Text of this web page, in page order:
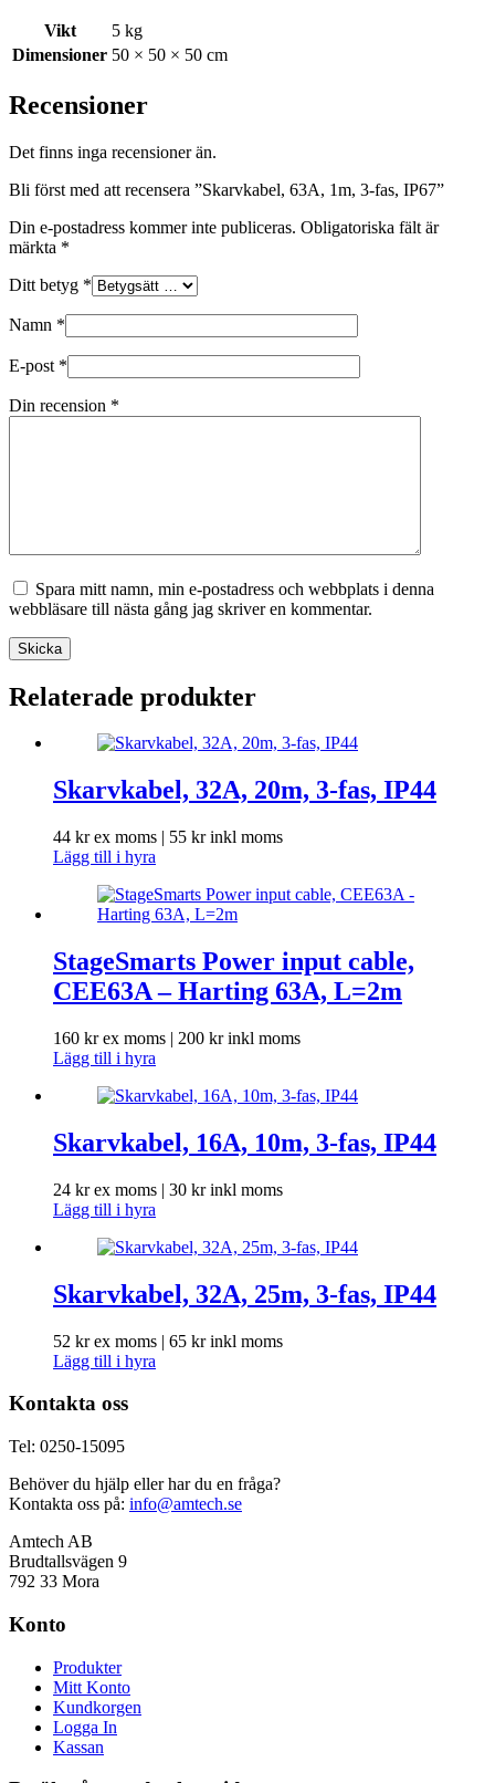
Vikt
5 kg
Dimensioner 50 × 50 × 50 cm
Recensioner
Det finns inga recensioner än.
Bli först med att recensera ”Skarvkabel, 63A, 1m, 3-fas, IP67”
Din e-postadress kommer inte publiceras. Obligatoriska fält är
märkta *
Ditt betyg *
Namn *
E-post *
Din recension *
Spara mitt namn, min e-postadress och webbplats i denna
webbläsare till nästa gång jag skriver en kommentar.
Skicka
Relaterade produkter
Skarvkabel, 32A, 20m, 3-fas, IP44
44 krex moms | 55 krinkl moms
Lägg till i hyra
StageSmarts Power input cable,
CEE63A – Harting 63A, L=2m
160 krex moms | 200 krinkl moms
Lägg till i hyra
Skarvkabel, 16A, 10m, 3-fas, IP44
24 krex moms | 30 krinkl moms
Lägg till i hyra
Skarvkabel, 32A, 25m, 3-fas, IP44
52 krex moms | 65 krinkl moms
Lägg till i hyra
Kontakta oss
Tel: 0250-15095
Behöver du hjälp eller har du en fråga?
Kontakta oss på: info@amtech.se
Amtech AB
Brudtallsvägen 9
792 33 Mora
Konto
Produkter
Mitt Konto
Kundkorgen
Logga In
Kassan